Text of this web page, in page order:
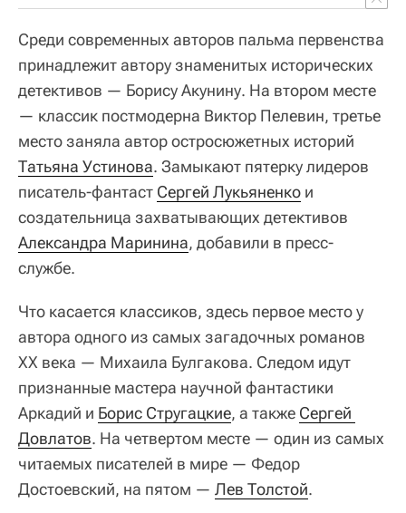
Среди современных авторов пальма первенства
принадлежит автору знаменитых исторических
детективов — Борису Акунину. На втором месте
— классик постмодерна Виктор Пелевин, третье
место заняла автор остросюжетных историй
Татьяна Устинова. Замыкают пятерку лидеров
писатель-фантаст Сергей Лукьяненко и
создательница захватывающих детективов
Александра Маринина, добавили в пресс-
службе.
Что касается классиков, здесь первое место у
автора одного из самых загадочных романов
XX века — Михаила Булгакова. Следом идут
признанные мастера научной фантастики
Аркадий и Борис Стругацкие, а также Сергей
Довлатов. На четвертом месте — один из самых
читаемых писателей в мире — Федор
Достоевский, на пятом — Лев Толстой.